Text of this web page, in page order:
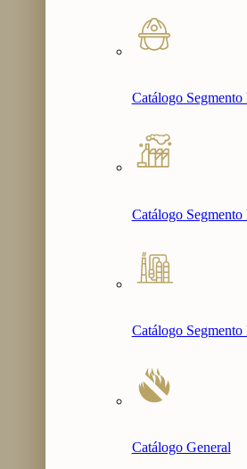
Catálogo
Catálogo Segmento
Catálogo Segmento
Catálogo General